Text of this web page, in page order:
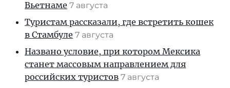
Вьетнаме 7 августа
Туристам рассказали, где встретить кошек
в Стамбуле 7 августа
Названо условие, при котором Мексика
станет массовым направлением для
российских туристов 7 августа